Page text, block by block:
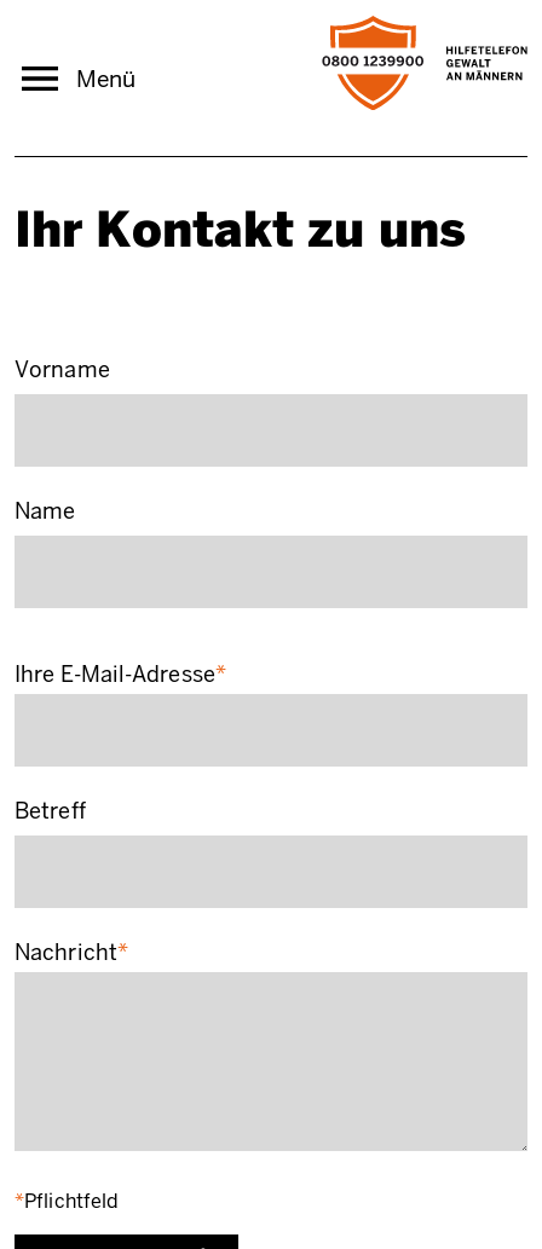
Menü
Pfadnavigation
Startseite Kontakt
Ihr Kontakt zu uns
Ihr Name
Vorname
Name
Ihre E-Mail-Adresse
Betreff
Nachricht
Pflichtfeld